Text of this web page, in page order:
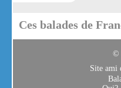
Ces balades de
©
Site ami